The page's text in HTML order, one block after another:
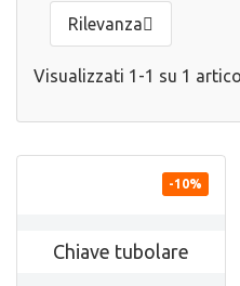
Rilevanza
Visualizzati 1-1 su 1
-10%

Chiave tubolare